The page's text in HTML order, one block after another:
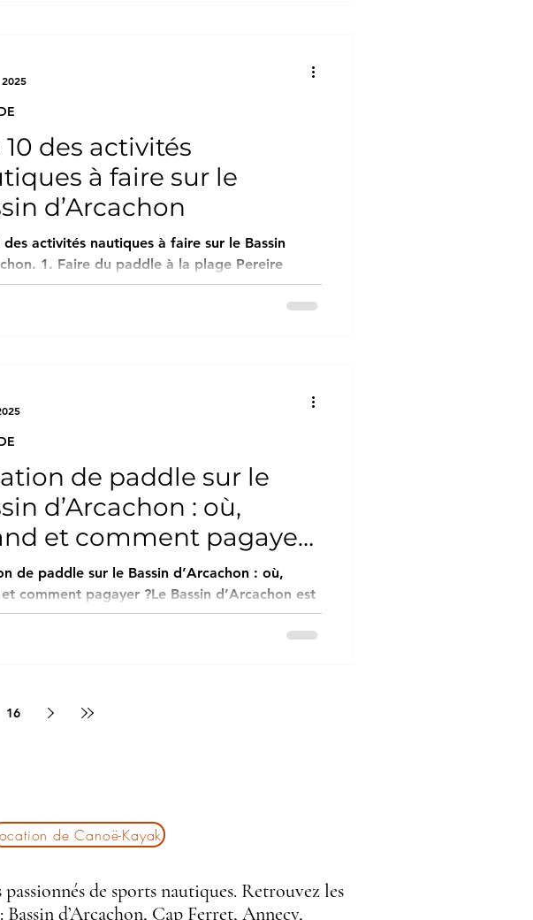
10 des activités
à faire sur le
d’Arcachon
des activités nautiques à faire sur le Bassin
à la plage Pereire
des meilleurs spots
du stand-up paddle à Arcachon. Ses eaux
de paddle sur le
d’Arcachon : où,
et comment pagayer
de paddle sur le Bassin d’Arcachon : où,
comment pagayer ?Le Bassin d’Arcachon est
meilleurs endroits en France pour pratiquer le
paddle. Entre eaux calmes, bancs de sable et
d’Arcachon, les meilleurs spots pour pagayer et
16
de Canoë-Kayak
de sports nautiques. Retrouvez les
Bassin d’Arcachon, Cap Ferret, Annecy,